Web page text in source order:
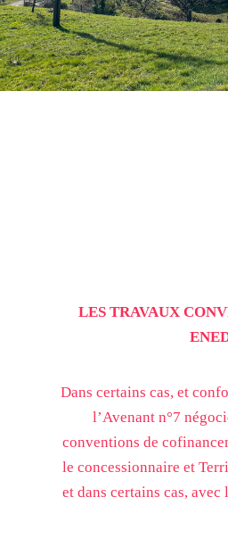
LES TRAVAUX
Dans certains cas, et
l’Avenant n°7
conventions de
le concessionnaire et
et dans certains cas, avec